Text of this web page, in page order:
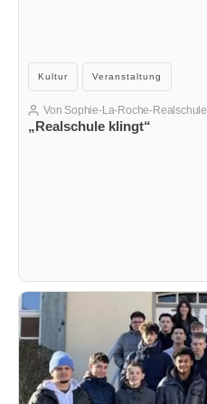
Kategorien
Kultur Veranstaltung
„Realschule klingt“
Beitragsautor
Von Sophie-La-Roche-Realschule